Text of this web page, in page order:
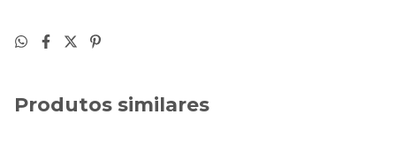
Produtos similares